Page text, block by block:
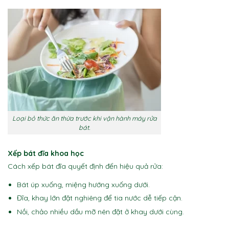
Loại bỏ thức ăn thừa trước khi vận hành máy rửa
bát.
Xếp bát đĩa khoa học
Cách xếp bát đĩa quyết định đến hiệu quả rửa:
Bát úp xuống, miệng hướng xuống dưới.
Đĩa, khay lớn đặt nghiêng để tia nước dễ tiếp cận.
Nồi, chảo nhiều dầu mỡ nên đặt ở khay dưới cùng.